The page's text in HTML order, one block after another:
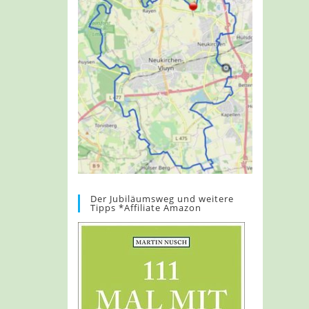
Der Jubiläumsweg und weitere
Tipps *Affiliate Amazon